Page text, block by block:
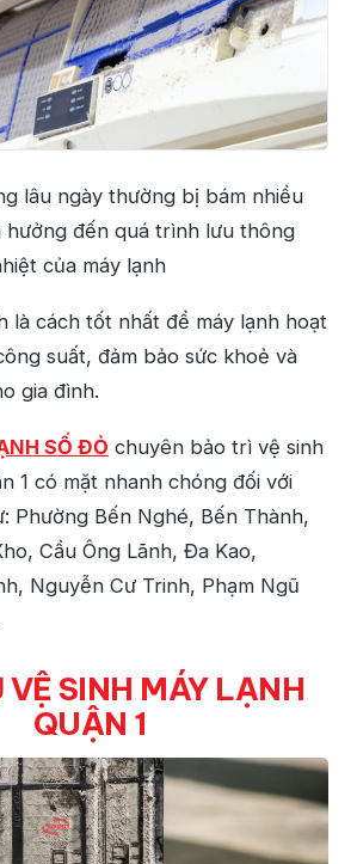
lâu ngày thường bị bám nhiều
hưởng đến quá trình lưu thông
của máy lạnh
là cách tốt nhất để máy lạnh hoạt
suất, đảm bảo sức khoẻ và
gia đình.
SỐ ĐỎ chuyên bảo trì vệ sinh
1 có mặt nhanh chóng đối với
Phường Bến Nghé, Bến Thành,
Cầu Ông Lãnh, Đa Kao,
Nguyễn Cư Trinh, Phạm Ngũ
VỆ SINH MÁY LẠNH
QUẬN 1